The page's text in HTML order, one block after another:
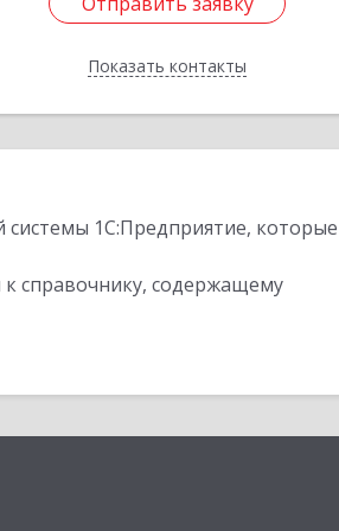
Показать контакты
Назад
системы 1С:Предприятие, которые
справочнику, содержащему